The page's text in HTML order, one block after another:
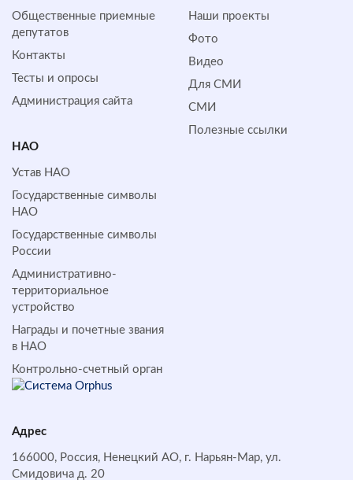
Общественные приемные
депутатов
Контакты
Тесты и опросы
Администрация сайта
Наши проекты
Фото
Видео
Для СМИ
СМИ
Полезные ссылки
НАО
Устав НАО
Государственные символы
НАО
Государственные символы
России
Административно-
территориальное
устройство
Награды и почетные звания
в НАО
Контрольно-счетный орган
Адрес
166000, Россия, Ненецкий АО, г. Нарьян-Мар, ул.
Смидовича д. 20